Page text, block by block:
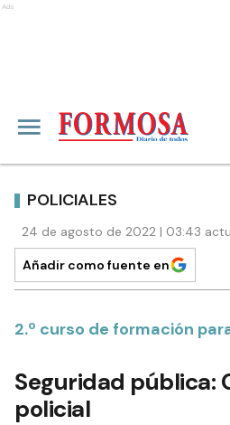
Ads
POLICIALES
24 de agosto de 2022 | 03:43
Añadir como fuente en
2.º curso de formación
Seguridad pública:
policial